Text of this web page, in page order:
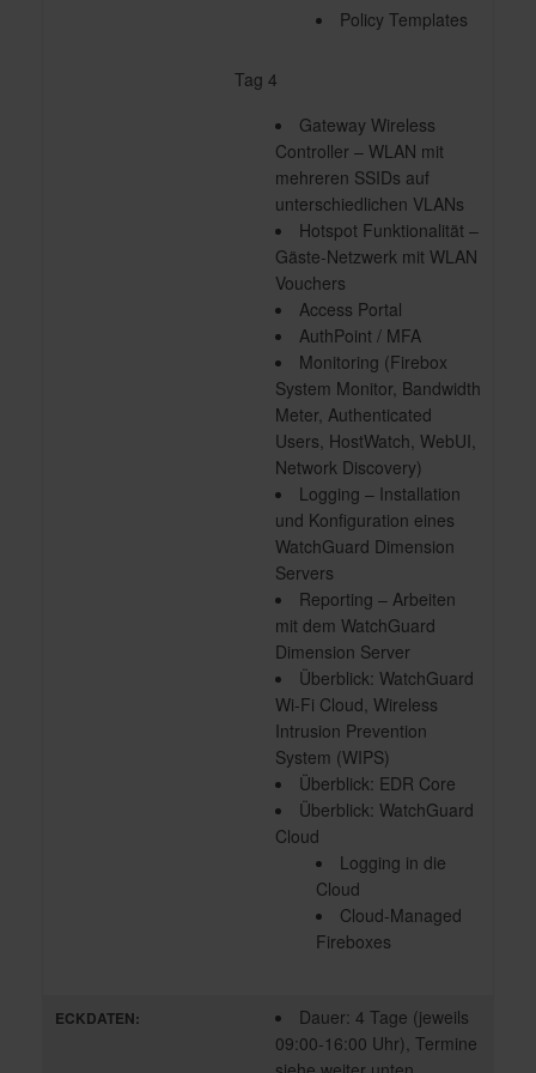
Policy Templates
Tag 4
Gateway Wireless
Controller – WLAN mit
mehreren SSIDs auf
unterschiedlichen VLANs
Hotspot Funktionalität –
Gäste-Netzwerk mit WLAN
Vouchers
Access Portal
AuthPoint / MFA
Monitoring (Firebox
System Monitor, Bandwidth
Meter, Authenticated
Users, HostWatch, WebUI,
Network Discovery)
Logging – Installation
und Konfiguration eines
WatchGuard Dimension
Servers
Reporting – Arbeiten
mit dem WatchGuard
Dimension Server
Überblick: WatchGuard
Wi-Fi Cloud, Wireless
Intrusion Prevention
System (WIPS)
Überblick: EDR Core
Überblick: WatchGuard
Cloud
Logging in die
Cloud
Cloud-Managed
Fireboxes
ECKDATEN:
Dauer: 4 Tage (jeweils
09:00-16:00 Uhr), Termine